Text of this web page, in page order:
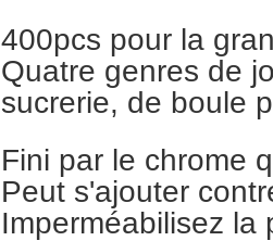
400pcs pour la
Quatre genres de
sucrerie, de boule
Fini par le chrome
Peut s'ajouter
Imperméabilisez la